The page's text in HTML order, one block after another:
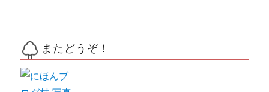
またどうぞ！